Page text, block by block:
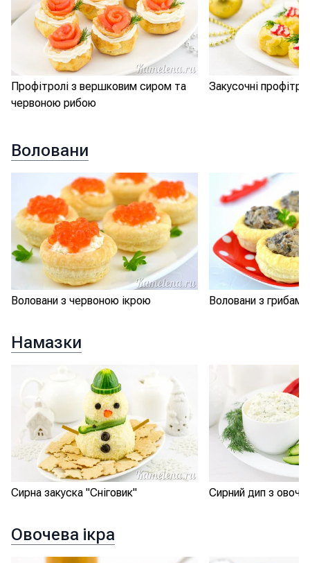
Профітролі з вершковим сиром та
червоною рибою
Закусочні
Воловани
Воловани з червоною ікрою Воловани з грибами
Намазки
Сирна закуска "Сніговик" Сирний дип з
Овочева ікра